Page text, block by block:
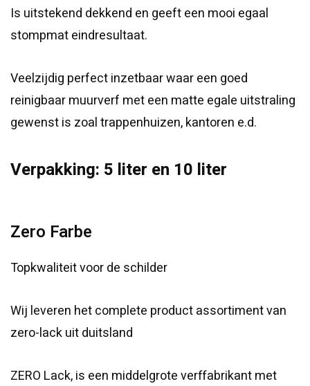
Is uitstekend dekkend en geeft een mooi egaal
stompmat eindresultaat.
Veelzijdig perfect inzetbaar waar een goed
reinigbaar muurverf met een matte egale uitstraling
gewenst is zoal trappenhuizen, kantoren e.d.
Verpakking: 5 liter en 10 liter
Zero Farbe
Topkwaliteit voor de schilder
Wij leveren het complete product assortiment van
zero-lack uit duitsland
ZERO Lack, is een middelgrote verffabrikant met